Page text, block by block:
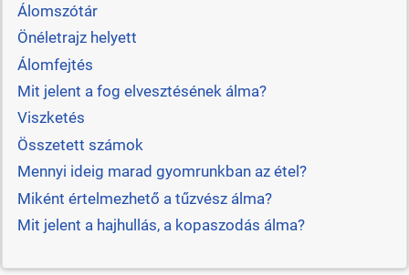
Álomszótár
Önéletrajz helyett
Álomfejtés
Mit jelent a fog elvesztésének álma?
Viszketés
Összetett számok
Mennyi ideig marad gyomrunkban az étel?
Miként értelmezhető a tűzvész álma?
Mit jelent a hajhullás, a kopaszodás álma?